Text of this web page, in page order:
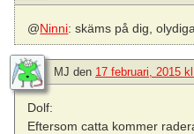
@Ninni: skäms på dig,
MJ den 17 februari, 2015
Dolf:
Eftersom catta kommer